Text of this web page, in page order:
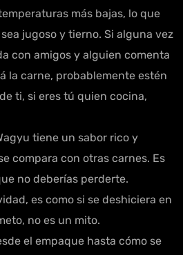
más bajas, lo que
jugoso y tierno. Si alguna vez
con amigos y alguien comenta
la carne, probablemente estén
ti, si eres tú quien cocina,
tiene un sabor rico y
compara con otras carnes. Es
no deberías perderte.
es como si se deshiciera en
no es un mito.
el empaque hasta cómo se